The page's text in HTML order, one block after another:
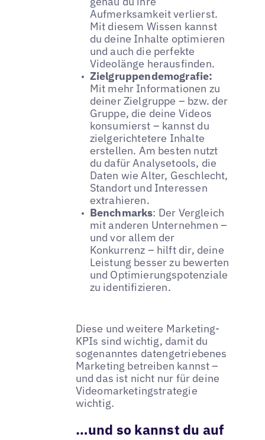
Aufmerksamkeit verlierst.
Mit diesem Wissen kannst
du deine Inhalte optimieren
und auch die perfekte
Videolänge herausfinden.
Zielgruppendemografie:
Mit mehr Informationen zu
deiner Zielgruppe – bzw. der
Gruppe, die deine Videos
konsumierst – kannst du
zielgerichtetere Inhalte
erstellen. Am besten nutzt
du dafür Analysetools, die
Daten wie Alter, Geschlecht,
Standort und Interessen
extrahieren.
Benchmarks: Der Vergleich
mit anderen Unternehmen –
und vor allem der
Konkurrenz – hilft dir, deine
Leistung besser zu bewerten
und Optimierungspotenziale
zu identifizieren.
Diese und weitere Marketing-
KPIs sind wichtig, damit du
sogenanntes datengetriebenes
Marketing betreiben kannst –
und das ist nicht nur für deine
Videomarketingstrategie
wichtig.
…und so kannst du auf